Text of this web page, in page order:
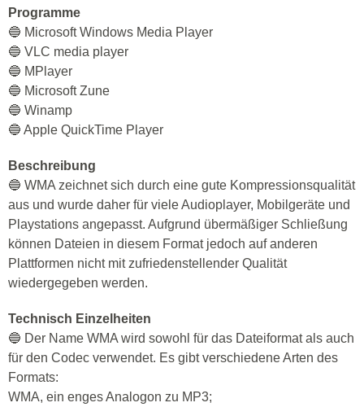
Programme
🔵 Microsoft Windows Media Player
🔵 VLC media player
🔵 MPlayer
🔵 Microsoft Zune
🔵 Winamp
🔵 Apple QuickTime Player
Beschreibung
🔵 WMA zeichnet sich durch eine gute Kompressionsqualität
aus und wurde daher für viele Audioplayer, Mobilgeräte und
Playstations angepasst. Aufgrund übermäßiger Schließung
können Dateien in diesem Format jedoch auf anderen
Plattformen nicht mit zufriedenstellender Qualität
wiedergegeben werden.
Technisch Einzelheiten
🔵 Der Name WMA wird sowohl für das Dateiformat als auch
für den Codec verwendet. Es gibt verschiedene Arten des
Formats:
WMA, ein enges Analogon zu MP3;